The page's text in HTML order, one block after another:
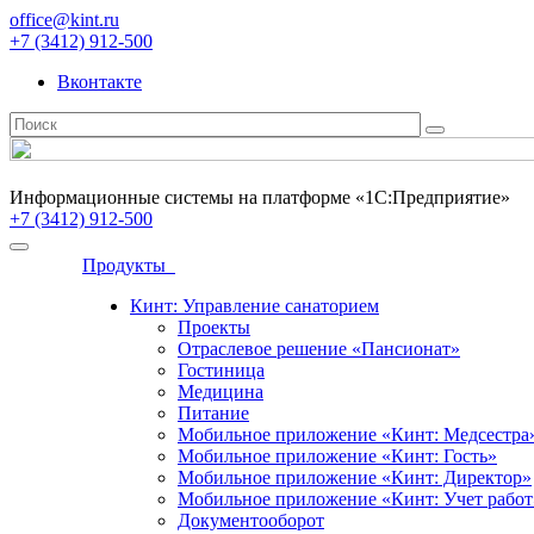
office@kint.ru
+7 (3412) 912-500
Вконтакте
Информационные системы на платформе «1С:Предприятие»
+7 (3412) 912-500
Продукты
Кинт: Управление санаторием
Проекты
Отраслевое решение «Пансионат»
Гостиница
Медицина
Питание
Мобильное приложение «Кинт:
Мобильное приложение «Кинт: Гость»
Мобильное приложение «Кинт: Директор»
Мобильное приложение «Кинт: Учет
Документооборот